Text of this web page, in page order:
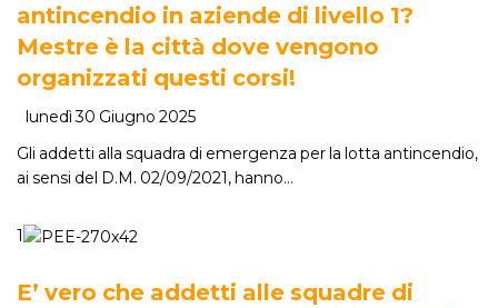
antincendio in aziende di livello 1?
Mestre è la città dove vengono
organizzati questi corsi!
lunedì 30 Giugno 2025
Gli addetti alla squadra di emergenza per la lotta antincendio,
ai sensi del D.M. 02/09/2021, hanno…
1
E’ vero che addetti alle squadre di